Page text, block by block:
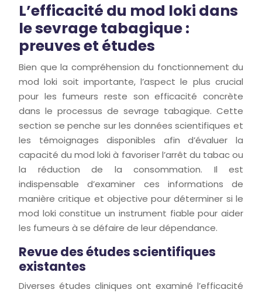
L’efficacité du mod loki dans
le sevrage tabagique :
preuves et études
Bien que la compréhension du fonctionnement du
mod loki soit importante, l’aspect le plus crucial
pour les fumeurs reste son efficacité concrète
dans le processus de sevrage tabagique. Cette
section se penche sur les données scientifiques et
les témoignages disponibles afin d’évaluer la
capacité du mod loki à favoriser l’arrêt du tabac ou
la réduction de la consommation. Il est
indispensable d’examiner ces informations de
manière critique et objective pour déterminer si le
mod loki constitue un instrument fiable pour aider
les fumeurs à se défaire de leur dépendance.
Revue des études scientifiques
existantes
Diverses études cliniques ont examiné l’efficacité